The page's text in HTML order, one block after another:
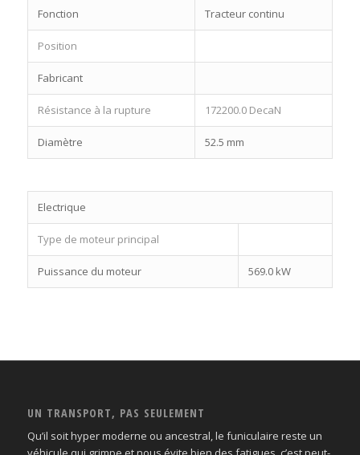
Fonction Tracteur continu
Position
Fabricant
Résistance à la rupture 172200.0 DecaN
Diamètre 52.5 mm
Electrique
Type de moteur principal
Puissance du moteur 569.0 kW
UN TRANSPORT, PAS SEULEMENT
Qu’il soit hyper moderne ou ancestral, le funiculaire reste un